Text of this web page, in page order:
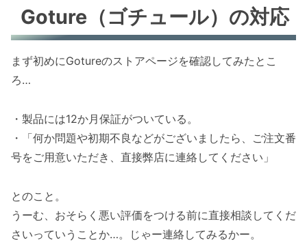
Goture（ゴチュール）の対応
まず初めにGotureのストアページを確認してみたとこ
ろ…
・製品には12か月保証がついている。
・「何か問題や初期不良などがございましたら、ご注文番
号をご用意いただき、直接弊店に連絡してください」
とのこと。
うーむ、おそらく悪い評価をつける前に直接相談してくだ
さいっていうことか…。じゃー連絡してみるかー。